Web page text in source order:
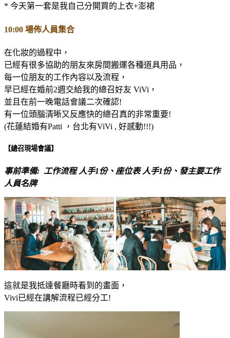
* 今天第一套是我自己分開買的上衣+澎裙
10:00 場佈人員集合
在化妝的過程中，
已經有很多協助的朋友來房間搬運各種道具用品，
每一位朋友的工作內容以及流程，
早已經在婚前2週交給我的總召好友 ViVi，
並且在前一晚電話會議二次確認!
有一位頭腦清晰又反應快的總召真的非常重要!
(花蓮結婚有Patti ，台北有ViVi , 好感動!!!)
【總召現場會議】
事前準備: 工作流程 人手1份、座位表 人手1份、發主要工作
人員名牌
這就是我抵達餐廳時看到的畫面，
Vivi已經在講解流程已經分工!